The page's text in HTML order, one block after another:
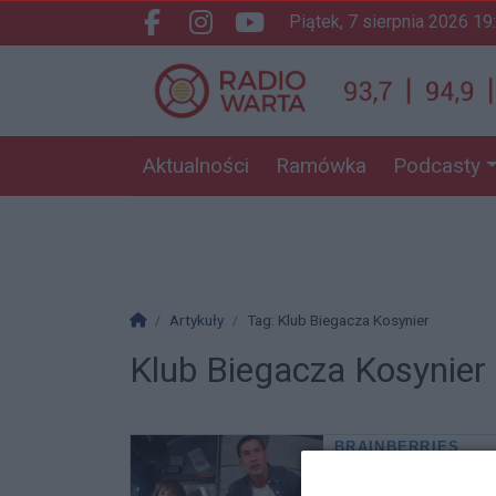
Facebook.com
Instagram.com
Youtube.com
piątek, 7 sierpnia 2026
Aktualności Ramówka Podcasty
Strona główna
Artykuły Tag: Klub Biegacza Kosynier
Klub Biegacza Kosynier